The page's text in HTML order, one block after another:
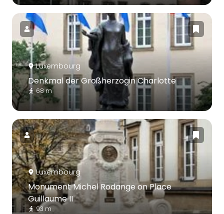
Luxembourg
Denkmal der Großherzogin Charlotte
68 m
Luxembourg
Monument Michel Rodange on Place
Guillaume II
93 m